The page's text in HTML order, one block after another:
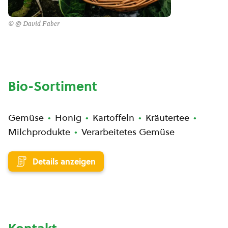
© @ David Faber
Bio-Sortiment
Gemüse Honig Kartoffeln
Kräutertee
Milchprodukte
Verarbeitetes Gemüse
Details anzeigen